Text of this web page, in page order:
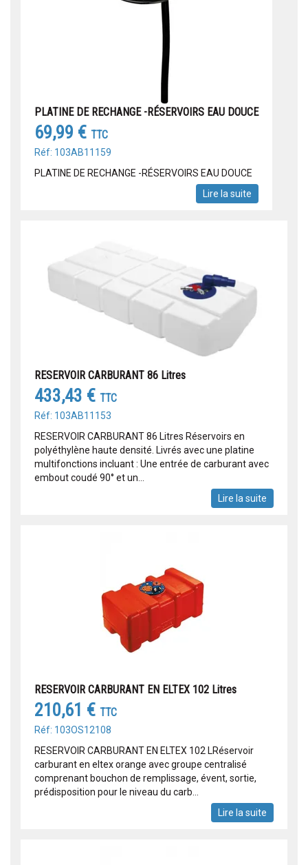
PLATINE DE RECHANGE -RÉSERVOIRS EAU DOUCE
69,99 € TTC
Réf: 103AB11159
PLATINE DE RECHANGE -RÉSERVOIRS EAU DOUCE
Lire la suite
RESERVOIR CARBURANT 86 Litres
433,43 € TTC
Réf: 103AB11153
RESERVOIR CARBURANT 86 Litres Réservoirs en
polyéthylène haute densité. Livrés avec une platine
multifonctions incluant : Une entrée de carburant avec
embout coudé 90° et un...
Lire la suite
RESERVOIR CARBURANT EN ELTEX 102 Litres
210,61 € TTC
Réf: 103OS12108
RESERVOIR CARBURANT EN ELTEX 102 LRéservoir
carburant en eltex orange avec groupe centralisé
comprenant bouchon de remplissage, évent, sortie,
prédisposition pour le niveau du carb...
Lire la suite